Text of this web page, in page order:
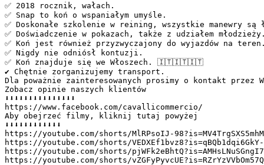
✅️ 2018 rocznik, wałach.
✅️ Snap to koń o wspaniałym umyśle.
✅️ Doskonałe szkolenie w reining, wszystkie manewry
✅️ Doświadczenie w pokazach, także z udziałem
✅️ Koń jest również przyzwyczajony do wyjazdów na
✅️ Nigdy nie odniósł kontuzji.
✅️ Koń znajduje się we Włoszech. 🇮🇹🇮🇹🇮🇹
✔️ Chętnie zorganizujemy transport.
Dla poważnie zainteresowanych prosimy o kontakt przez
Zobacz opinie naszych klientów
⬇️⬇️⬇️⬇️⬇️⬇️⬇️⬇️⬇️⬇️⬇️⬇️⬇️⬇️⬇️
https://www.facebook.com/cavallicommercio/
Aby obejrzeć filmy, kliknij tutaj powyżej
⬇️⬇️⬇️⬇️⬇️⬇️⬇️⬇️⬇️⬇️⬇️⬇️
https://youtube.com/shorts/MlRPsoIJ-
https://youtube.com/shorts/
https://youtube.com/shorts/
https://youtube.com/shorts/